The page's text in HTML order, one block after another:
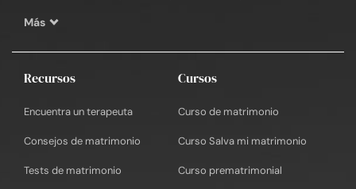
Más
Recursos
Encuentra un terapeuta
Consejos de matrimonio
Tests de matrimonio
Cursos
Curso de matrimonio
Curso Salva mi matrimonio
Curso prematrimonial